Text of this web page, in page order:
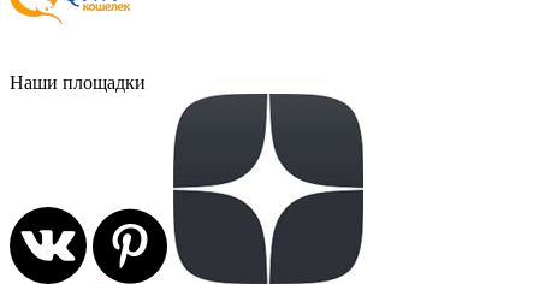
Наши площадки